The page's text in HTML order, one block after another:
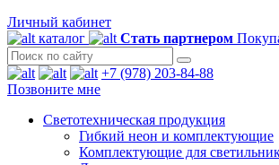
Личный кабинет
каталог
Стать партнером
+7 (978) 203-84-88
Позвоните мне
Светотехническая продукция
Гибкий неон и комплектующие
Комплектующие для